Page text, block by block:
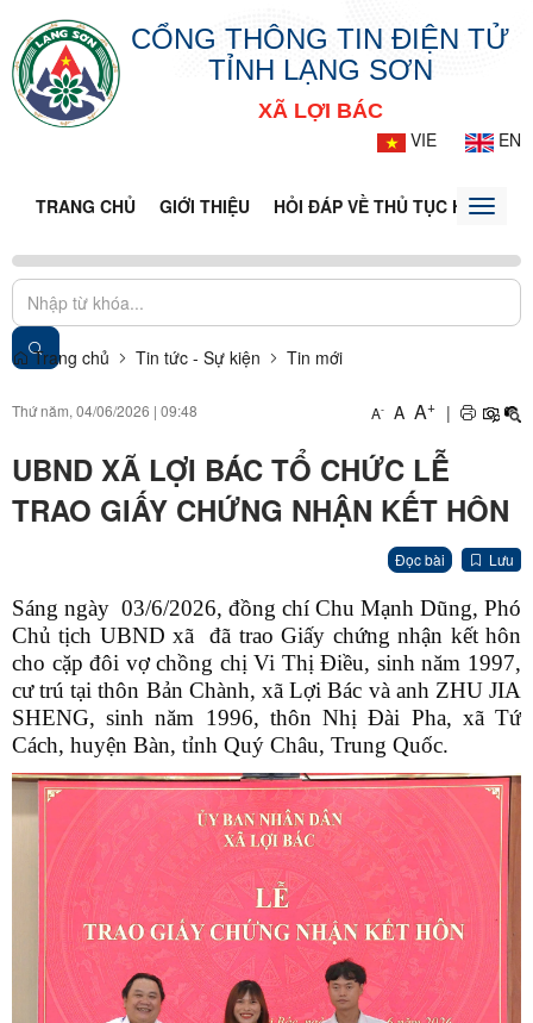
CỔNG THÔNG TIN ĐIỆN TỬ
TỈNH LẠNG SƠN
XÃ LỢI BÁC
VIE
EN
TRANG CHỦ GIỚI THIỆU HỎI ĐÁP VỀ THỦ TỤC HÀNHToggle
Trang chủ Tin tức - Sự kiện Tin mới
Thứ năm, 04/06/2026 | 09:48 A- A A+ |
UBND XÃ LỢI BÁC TỔ CHỨC LỄ
TRAO GIẤY CHỨNG NHẬN KẾT HÔN
Đọc bài Lưu
Sáng ngày 03/6/2026, đồng chí Chu Mạnh Dũng, Phó
Chủ tịch UBND xã đã trao Giấy chứng nhận kết hôn
cho cặp đôi vợ chồng chị Vi Thị Điều, sinh năm 1997,
cư trú tại thôn Bản Chành, xã Lợi Bác và anh ZHU JIA
SHENG, sinh năm 1996, thôn Nhị Đài Pha, xã Tứ
Cách, huyện Bàn, tỉnh Quý Châu, Trung Quốc.